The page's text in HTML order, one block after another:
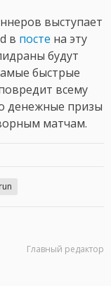
выступает
в посте на эту
будут
быстрые
всему
денежные призы
матчам.
Главный редактор